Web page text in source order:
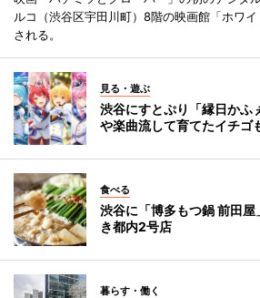
ルコ（渋谷区宇田川町）8階の映画館「ホワ
される。
見る・遊ぶ
渋谷にすとぷり「縁日か
や楽曲流して育てたイチゴ
食べる
渋谷に「博多もつ鍋 前田
き都内2号店
暮らす・働く